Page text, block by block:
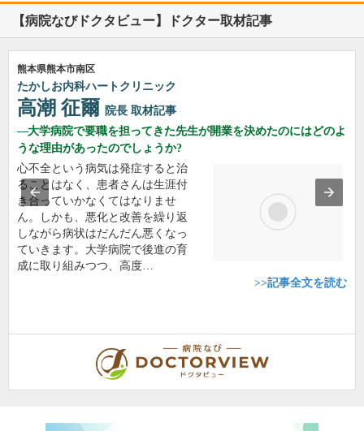
【病院なびドクタビュー】ドクター取材記事
熊本県熊本市南区
たかしお内科ハートクリニック
高潮 征爾 院長 取材記事
大学病院で要職を担ってきた先生が開業を決めたのにはどのよ
うな理由があったのでしょうか?
心不全という病気は発症すると治
ることはなく、患者さんは生涯付
き合っていかなくてはなりませ
ん。しかも、悪化と改善を繰り返
しながら病状はだんだん悪くなっ
ていきます。大学病院で後進の育
成に取り組みつつ、高度…
>>記事全文を読む